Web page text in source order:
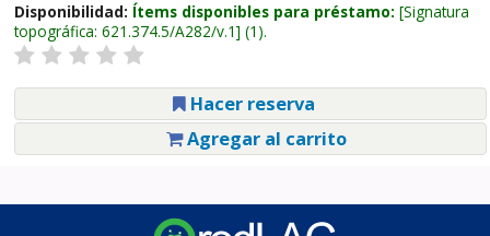
Disponibilidad: Ítems disponibles para préstamo: Signatura
topográfica: 621.374.5/A282/v.1 (1).
Hacer reserva
Agregar al carrito